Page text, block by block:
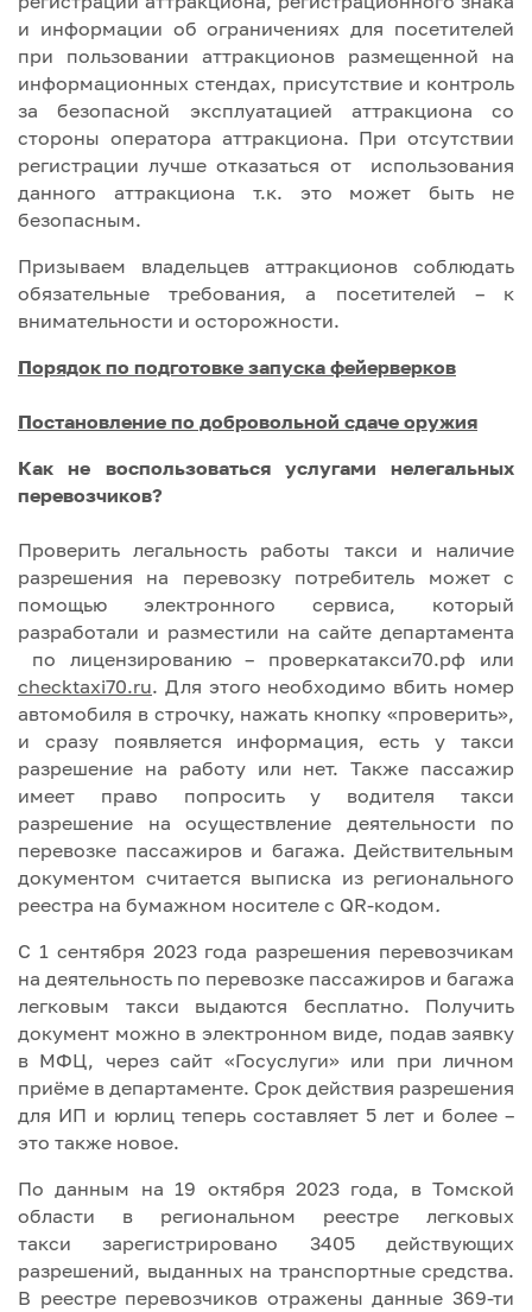
и информации об ограничениях для посетителей
при пользовании аттракционов размещенной на
информационных стендах, присутствие и контроль
за безопасной эксплуатацией аттракциона со
стороны оператора аттракциона. При отсутствии
регистрации лучше отказаться от использования
данного аттракциона т.к. это может быть не
безопасным.
Призываем владельцев аттракционов соблюдать
обязательные требования, а посетителей – к
внимательности и осторожности.
Порядок по подготовке запуска фейерверков
Постановление по добровольной сдаче оружия
Как не воспользоваться услугами нелегальных
перевозчиков?
Проверить легальность работы такси и наличие
разрешения на перевозку потребитель может с
помощью электронного сервиса, который
разработали и разместили на сайте департамента
по лицензированию – проверкатакси70.рф или
checktaxi70.ru. Для этого необходимо вбить номер
автомобиля в строчку, нажать кнопку «проверить»,
и сразу появляется информация, есть у такси
разрешение на работу или нет. Также пассажир
имеет право попросить у водителя такси
разрешение на осуществление деятельности по
перевозке пассажиров и багажа. Действительным
документом считается выписка из регионального
реестра на бумажном носителе с QR-кодом.
С 1 сентября 2023 года разрешения перевозчикам
на деятельность по перевозке пассажиров и багажа
легковым такси выдаются бесплатно. Получить
документ можно в электронном виде, подав заявку
в МФЦ, через сайт «Госуслуги» или при личном
приёме в департаменте. Срок действия разрешения
для ИП и юрлиц теперь составляет 5 лет и более –
это также новое.
По данным на 19 октября 2023 года, в Томской
области в региональном реестре легковых
такси зарегистрировано 3405 действующих
разрешений, выданных на транспортные средства.
В реестре перевозчиков отражены данные 369-ти